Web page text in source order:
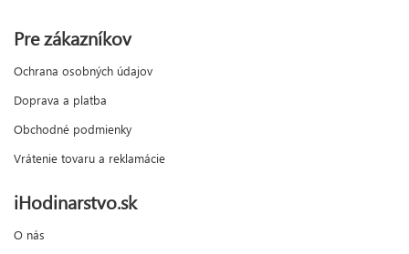
Pre zákazníkov
Ochrana osobných údajov
Doprava a platba
Obchodné podmienky
Vrátenie tovaru a reklamácie
iHodinarstvo.sk
O nás